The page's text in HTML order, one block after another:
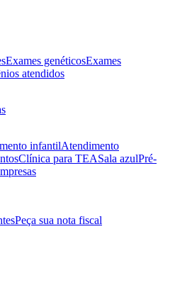
Exames genéticosExames
atendidos
infantilAtendimento
Clínica para TEASala azulPré-
Peça sua nota fiscal